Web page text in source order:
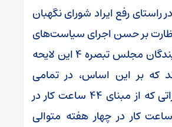
راستای رفع ایراد شورای نگهبان
بر حسن اجرای سیاست‌های
کلی نظام، نمایندگان مجلس تبصره ۴ این لایحه
که بر این اساس، در تمامی
قوانین و مقرراتی که از مبنای ۴۴ ساعت کار در
هفته و ۱۷۶ ساعت کار در چهار هفته متوالی